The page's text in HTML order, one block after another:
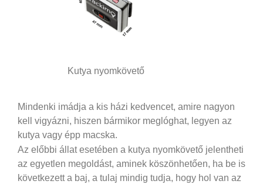
Kutya nyomkövető
Mindenki imádja a kis házi kedvencet, amire nagyon
kell vigyázni, hiszen bármikor meglóghat, legyen az
kutya vagy épp macska.
Az előbbi állat esetében a kutya nyomkövető jelentheti
az egyetlen megoldást, aminek köszönhetően, ha be is
következett a baj, a tulaj mindig tudja, hogy hol van az